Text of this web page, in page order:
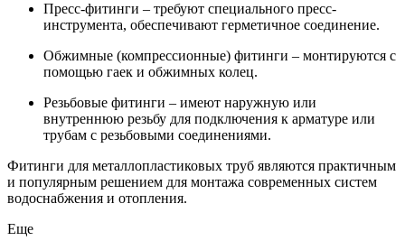
Пресс-фитинги – требуют специального пресс-
инструмента, обеспечивают герметичное соединение.
Обжимные (компрессионные) фитинги – монтируются с
помощью гаек и обжимных колец.
Резьбовые фитинги – имеют наружную или
внутреннюю резьбу для подключения к арматуре или
трубам с резьбовыми соединениями.
Фитинги для металлопластиковых труб являются практичным
и популярным решением для монтажа современных систем
водоснабжения и отопления.
Еще